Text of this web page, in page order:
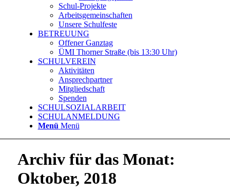
Schul-Projekte
Arbeitsgemeinschaften
Unsere Schulfeste
BETREUUNG
Offener Ganztag
ÜMI Thorner Straße (bis 13:30 Uhr)
SCHULVEREIN
Aktivitäten
Ansprechpartner
Mitgliedschaft
Spenden
SCHULSOZIALARBEIT
SCHULANMELDUNG
Menü Menü
Archiv für das Monat:
Oktober, 2018